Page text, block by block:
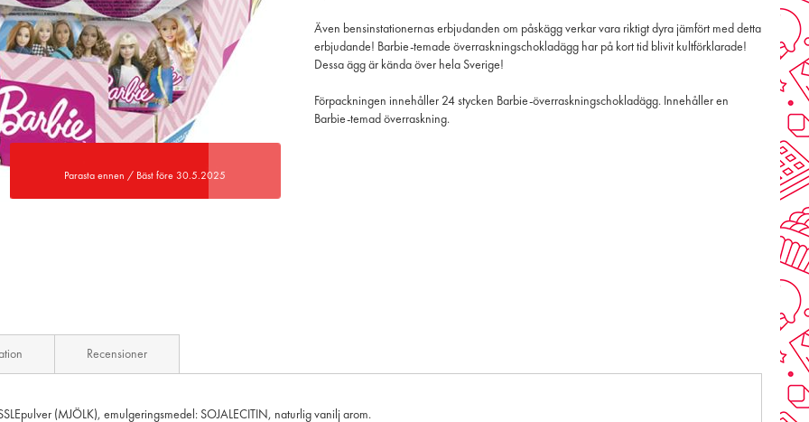
Parasta ennen / Bäst före 30.5.2025
Även bensinstationernas erbjudanden om påskägg verkar vara riktigt dyra jämfört med detta
erbjudande! Barbie-temade överraskningschokladägg har på kort tid blivit kultförklarade!
Dessa ägg är kända över hela Sverige!
Förpackningen innehåller 24 stycken Barbie-överraskningschokladägg. Innehåller en
Barbie-temad överraskning.
(MJÖLK), emulgeringsmedel: SOJALECITIN, naturlig vanilj arom.
Recensioner